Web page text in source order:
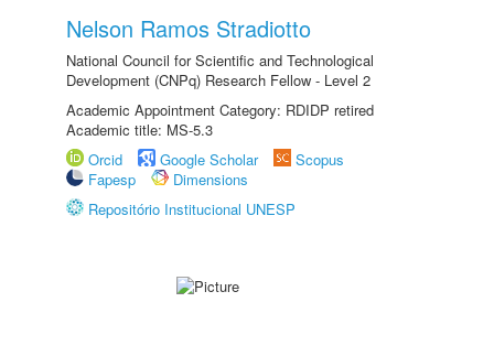
Nelson Ramos Stradiotto
National Council for Scientific and Technological
Development (CNPq) Research Fellow - Level 2
Academic Appointment Category: RDIDP retired
Academic title: MS-5.3
Orcid
Google Scholar
Scopus
Fapesp
Dimensions
Repositório Institucional UNESP